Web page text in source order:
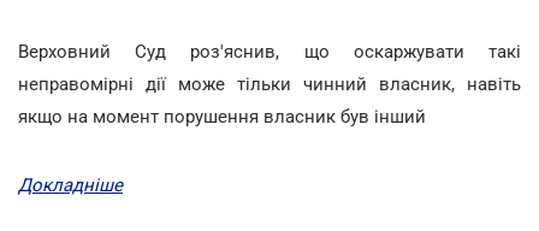
Верховний Суд роз'яснив, що оскаржувати такі
неправомірні дії може тільки чинний власник, навіть
якщо на момент порушення власник був інший
Докладніше